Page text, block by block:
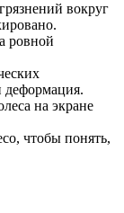
вокруг
ровной
на экране
чтобы понять,